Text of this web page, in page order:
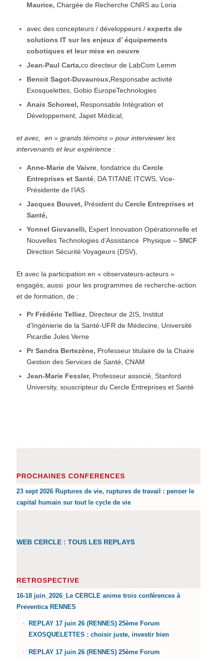
Maurice, Chargée de Recherche CNRS au Loria
avec des concepteurs / développeurs / experts de
solutions IT sur les enjeux d’ équipements
cobotiques et leur mise en oeuvre
Jean-Paul Carta,co directeur de LabCom Lemm
Benoit Sagot-Duvauroux,Responsabe activité
Exosquelettes, Gobio EuropeTechnologies
Anais Schoreel, Responsable Intégration et
Développement, Japet Médical,
et avec, en « grands témoins » pour interviewer les
intervenants et leur expérience :
Anne-Marie de Vaivre, fondatrice du Cercle
Entreprises et Santé, DA TITANE ITCWS, Vice-
Présidente de l’IAS
Jacques Bouvet, Président du Cercle Entreprises et
Santé,
Yonnel Giovanelli, Expert Innovation Opérationnelle et
Nouvelles Technologies d’Assistance Physique – SNCF
Direction Sécurité Voyageurs (DSV),
Et avec la participation en « observateurs-acteurs »
engagés, aussi pour les programmes de recherche-action
et de formation, de :
Pr Frédéric Telliez, Directeur de 2IS, Institut
d’Ingénierie de la Santé-UFR de Médecine, Université
Picardie Jules Verne
Pr Sandra Bertezène, Professeur titulaire de la Chaire
Gestion des Services de Santé, CNAM
Jean-Marie Fessler, Professeur associé, Stanford
University, souscripteur du Cercle Entreprises et Santé
PROCHAINES CONFERENCES
23 sept 2026 Ruptures de vie, ruptures de travail : penser le
capital humain sur tout le cycle de vie
WEB CERCLE : TOUS LES REPLAYS
RETROSPECTIVE
16-18 juin_2026_Le CERCLE anime trois conférences à
Preventica RENNES
REPLAY 17 juin 26 (RENNES) 25ème Forum
EXOSQUELETTES : choisir juste, investir bien
REPLAY 17 juin 26 (RENNES) 25ème Forum